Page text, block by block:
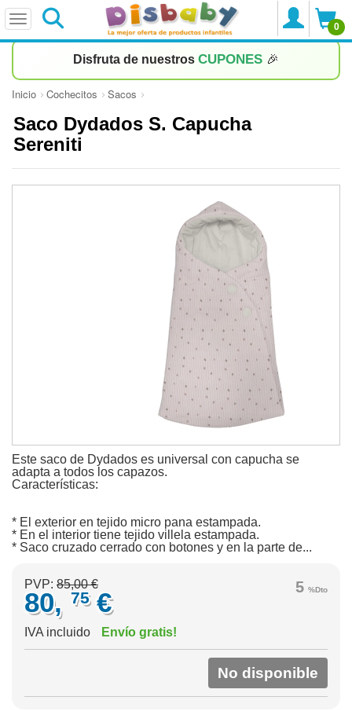
0
Disfruta de nuestros CUPONES 🎉
Inicio Cochecitos Sacos
Saco Dydados S. Capucha
Sereniti
Este saco de Dydados es universal con capucha se
adapta a todos los capazos.
Características:
* El exterior en tejido micro pana estampada.
* En el interior tiene tejido villela estampada.
* Saco cruzado cerrado con botones y en la parte de...
5 %Dto
PVP: 85,00 €
80, 75 €
IVA incluido Envío gratis!
No disponible